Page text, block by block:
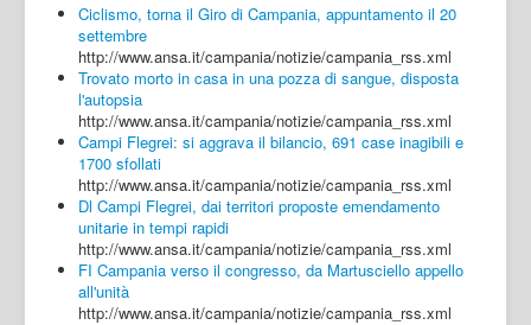
Ciclismo, torna il Giro di Campania, appuntamento il 20
settembre
http://www.ansa.it/campania/notizie/campania_rss.xml
Trovato morto in casa in una pozza di sangue, disposta
l'autopsia
http://www.ansa.it/campania/notizie/campania_rss.xml
Campi Flegrei: si aggrava il bilancio, 691 case inagibili e
1700 sfollati
http://www.ansa.it/campania/notizie/campania_rss.xml
Dl Campi Flegrei, dai territori proposte emendamento
unitarie in tempi rapidi
http://www.ansa.it/campania/notizie/campania_rss.xml
FI Campania verso il congresso, da Martusciello appello
all'unità
http://www.ansa.it/campania/notizie/campania_rss.xml